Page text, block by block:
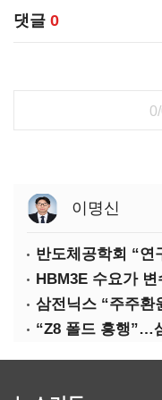
댓글 0
이명신